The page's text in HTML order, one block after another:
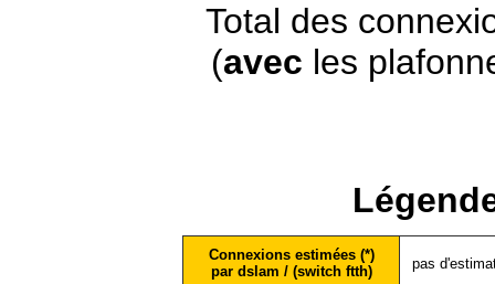
Total des
(avec les
Connexions estimées (*)
par dslam / (switch ftth)
pas